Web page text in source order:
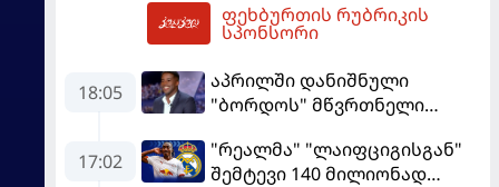
მოიგო, "ტორპედომ" გვიან
გაიღვიძა...
ფეხბურთის რუბრიკის
სპონსორი
18:05
აპრილში დანიშნული
"ბორდოს" მწვრთნელი
17:02
"რეალმა" "ლაიფციგისგან"
შემტევი 140 მილიონად